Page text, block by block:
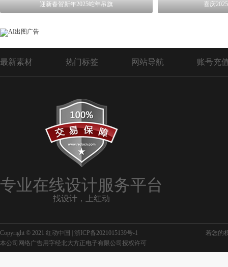
迎新春贺新年2025蛇年吊旗 喜庆
最新素材 热门标签 网站导航 账号充
专业在线设计服务平台
找设计，上红动
Copyright © 2021 红动中国 | 浙ICP备2021015139号-1
若您的
本公司网络广告用字经北大方正电子有限公司授权许可